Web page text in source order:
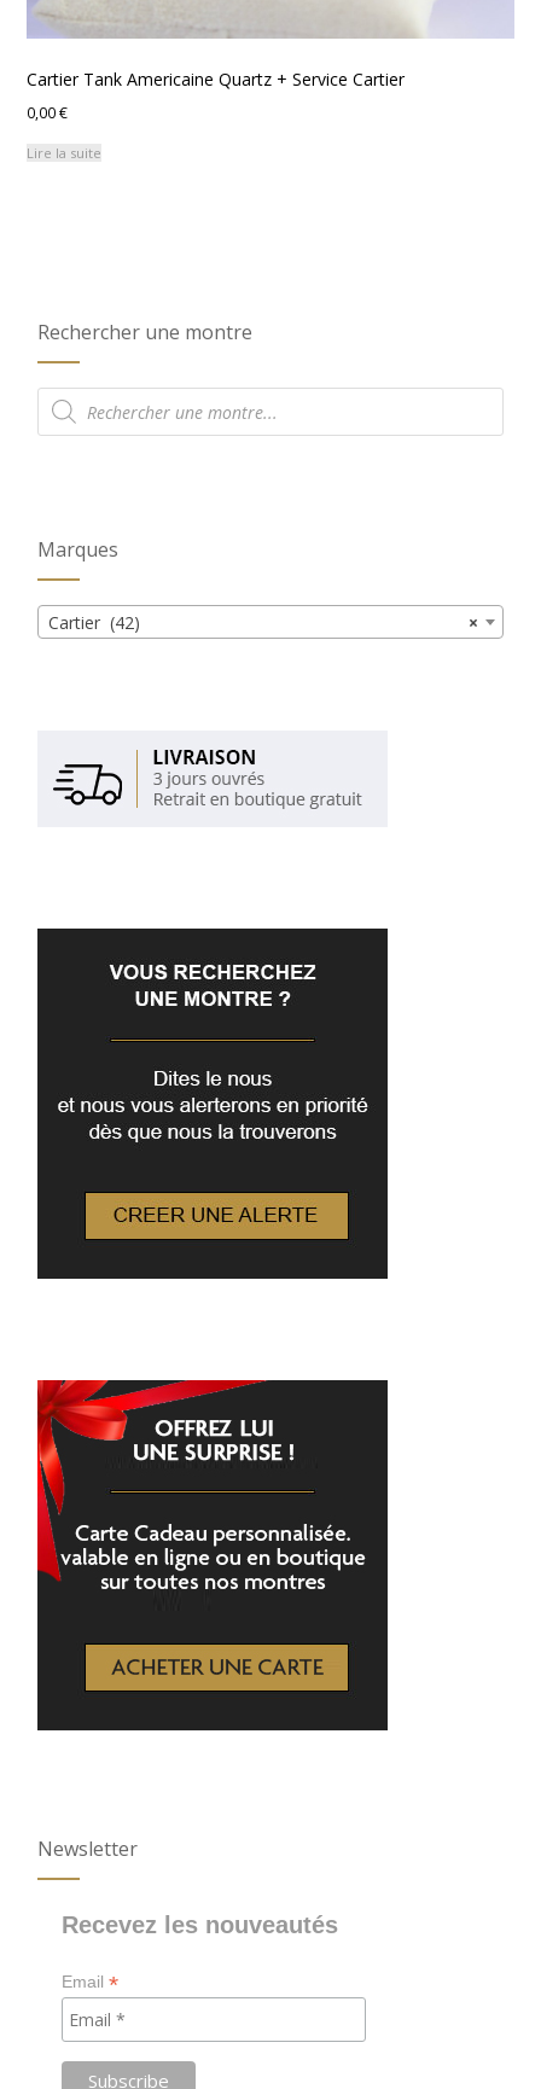
Cartier Tank Americaine Quartz + Service Cartier
0,00€
Lire la suite
Rechercher une montre
Recherche
de
produits
Marques
×
Cartier (42)
Newsletter
Recevez les nouveautés
Email*